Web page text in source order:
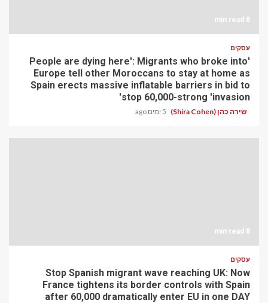
8 min read
עסקים
'People are dying here': Migrants who broke into
Europe tell other Moroccans to stay at home as
Spain erects massive inflatable barriers in bid to
stop 60,000-strong 'invasion'
שירה כהן (Shira Cohen) 5 ימים ago
8 min read
עסקים
Stop Spanish migrant wave reaching UK: Now
France tightens its border controls with Spain
after 60,000 dramatically enter EU in one DAY